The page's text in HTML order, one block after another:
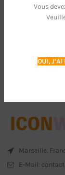
Vous
OUI,
bidules
En tant que
Marseille,
E-Mail: